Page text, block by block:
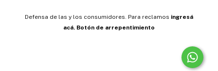
Defensa de las y los consumidores. Para reclamos ingresá
acá. Botón de arrepentimiento